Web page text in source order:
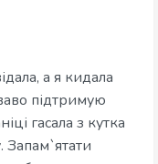
а я кидала
підтримую
гасала з кутка
Запам`ятати